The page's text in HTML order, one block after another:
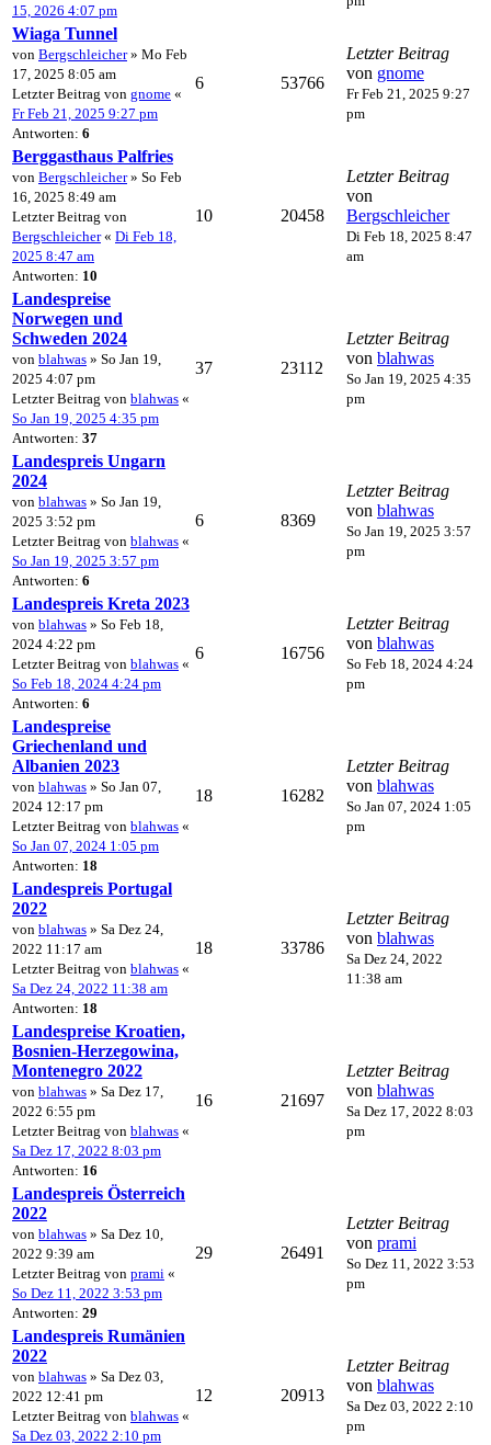
15, 2026 4:07 pm
Wiaga Tunnel
von Bergschleicher» Mo Feb
17, 2025 8:05 am
Letzter Beitrag von gnome «
Fr Feb 21, 2025 9:27 pm
Antworten: 6
6 53766
Letzter Beitrag
von gnome
Fr Feb 21, 2025 9:27
pm
Berggasthaus Palfries
von Bergschleicher» So Feb
16, 2025 8:49 am
Letzter Beitrag von
Bergschleicher« Di Feb 18,
2025 8:47 am
Antworten: 10
10 20458
Letzter Beitrag
von
Bergschleicher
Di Feb 18, 2025 8:47
am
Landespreise
Norwegen und
Schweden 2024
von blahwas » So Jan 19,
2025 4:07 pm
Letzter Beitrag von blahwas «
So Jan 19, 2025 4:35 pm
Antworten: 37
37 23112
Letzter Beitrag
von blahwas
So Jan 19, 2025 4:35
pm
Landespreis Ungarn
2024
von blahwas » So Jan 19,
2025 3:52 pm
Letzter Beitrag von blahwas «
So Jan 19, 2025 3:57 pm
Antworten: 6
6 8369
Letzter Beitrag
von blahwas
So Jan 19, 2025 3:57
pm
Landespreis Kreta 2023
von blahwas » So Feb 18,
2024 4:22 pm
Letzter Beitrag von blahwas «
So Feb 18, 2024 4:24 pm
Antworten: 6
6 16756
Letzter Beitrag
von blahwas
So Feb 18, 2024 4:24
pm
Landespreise
Griechenland und
Albanien 2023
von blahwas » So Jan 07,
2024 12:17 pm
Letzter Beitrag von blahwas «
So Jan 07, 2024 1:05 pm
Antworten: 18
18 16282
Letzter Beitrag
von blahwas
So Jan 07, 2024 1:05
pm
Landespreis Portugal
2022
von blahwas » Sa Dez 24,
2022 11:17 am
Letzter Beitrag von blahwas «
Sa Dez 24, 2022 11:38 am
Antworten: 18
18 33786
Letzter Beitrag
von blahwas
Sa Dez 24, 2022
11:38 am
Landespreise Kroatien,
Bosnien-Herzegowina,
Montenegro 2022
von blahwas » Sa Dez 17,
2022 6:55 pm
Letzter Beitrag von blahwas «
Sa Dez 17, 2022 8:03 pm
Antworten: 16
16 21697
Letzter Beitrag
von blahwas
Sa Dez 17, 2022 8:03
pm
Landespreis Österreich
2022
von blahwas » Sa Dez 10,
2022 9:39 am
Letzter Beitrag von prami «
So Dez 11, 2022 3:53 pm
Antworten: 29
29 26491
Letzter Beitrag
von prami
So Dez 11, 2022 3:53
pm
Landespreis Rumänien
2022
von blahwas » Sa Dez 03,
2022 12:41 pm
Letzter Beitrag von blahwas «
Sa Dez 03, 2022 2:10 pm
12 20913
Letzter Beitrag
von blahwas
Sa Dez 03, 2022 2:10
pm